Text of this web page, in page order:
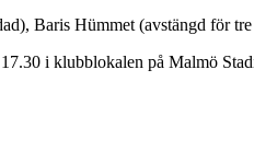
Baris Hümmet (avstängd för
i klubblokalen på Malmö